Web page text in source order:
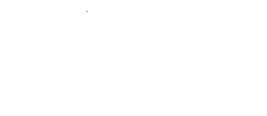
Tel.
+49(0)8294 5114555